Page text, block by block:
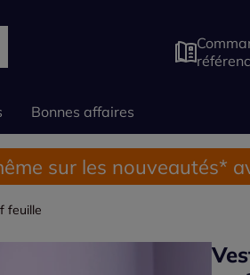
Bonnes affaires
sur les nouveautés*
feuille